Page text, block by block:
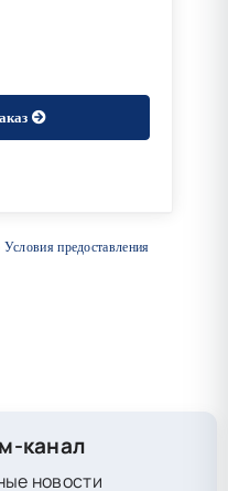
Условия предоставления
канал
новости